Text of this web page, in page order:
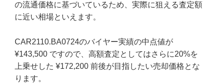
の流通価格に基づいているため、実際に狙える査定額
に近い相場といえます。
CAR2110.BA0724のバイヤー実績の中点値が
¥143,500 ですので、高額査定としてはさらに20%を
上乗せした ¥172,200 前後が目指したい売却価格とな
ります。